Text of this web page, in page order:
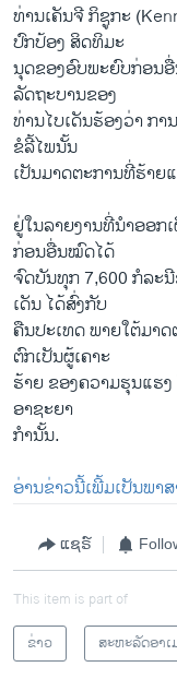
ທ່ານເຄັນຈີ ກິຊູກະ
ປົກປ້ອງ ສິດທິມະ
ນຸດຂອງອົບພະຍົບກ່ອນ
ລັດຖະບານຂອງ
ທ່ານໄບເດັນຮ້ອງວ່າ ກ
ຂໍລີ້ໄພນັ້ນ
ເປັນມາດຕະການທີ່ຮ້າຍ
ຢູ່ໃນລາຍງານທີ່ນຳອອ
ກ່ອນອື່ນໝົດໄດ້
ຈົດບັນທຸກ 7,600 ກໍລະ
ເດັນ ໄດ້ສົ່ງກັບ
ຄືນປະເທດ ພາຍໃຕ້ມາ
ຕົກເປັນຜູ້ເຄາະ
ຮ້າຍ ຂອງຄວາມຮຸນແຮ
ອາຊະຍາ
ກຳນັ້ນ.
ອ່ານຂ່າວນີ້ເພີ້ມເປັນພາ
ແຊຣ໌
This item is part of
ຂ່າວ
ສະຫະລັດອາເ